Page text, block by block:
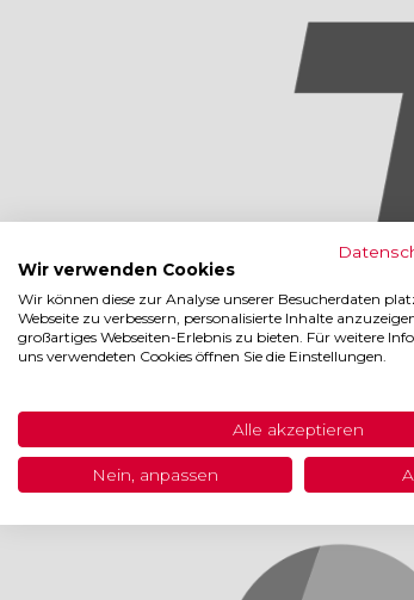
Wir verwenden Cookies
Wir können diese zur Analyse unserer Besucherdaten
Webseite zu verbessern, personalisierte Inhalte
großartiges Webseiten-Erlebnis zu bieten. Für weitere
uns verwendeten Cookies öffnen Sie die Einstellungen.
Alle akzeptieren
Nein, anpassen